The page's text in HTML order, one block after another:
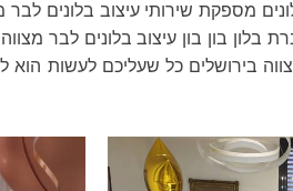
מספקת שירותי עיצוב בלונים
בלון בון בון עיצוב בלונים לבר
בירושלים כל שעליכם לעשות